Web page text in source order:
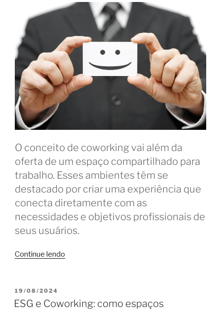
para
usuários”
O conceito de coworking vai além da
oferta de um espaço compartilhado para
trabalho. Esses ambientes têm se
destacado por criar uma experiência que
conecta diretamente com as
necessidades e objetivos profissionais de
seus usuários.
Continue lendo
divulgadores
PUBLICADO
EM
19/08/2024
ESG e Coworking: como espaços